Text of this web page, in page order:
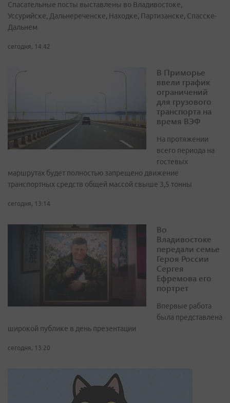
Спасательные посты выставлены во Владивостоке,
Уссурийске, Дальнереченске, Находке, Партизанске, Спасске-
Дальнем
сегодня, 14:42
В Приморье
ввели график
ограничений
для грузового
транспорта на
время ВЭФ
На протяжении
всего периода на
гостевых
маршрутах будет полностью запрещено движение
транспортных средств общей массой свыше 3,5 тонны
сегодня, 13:14
Во
Владивостоке
передали семье
Героя России
Сергея
Ефремова его
портрет
Впервые работа
была представлена
широкой публике в день презентации
сегодня, 13:20